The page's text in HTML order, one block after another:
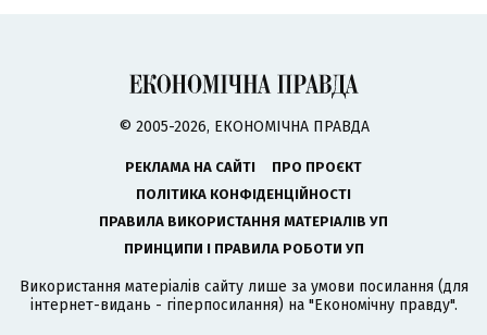
© 2005-2026, ЕКОНОМІЧНА ПРАВДА
РЕКЛАМА НА САЙТІ
ПРО ПРОЄКТ
ПОЛІТИКА КОНФІДЕНЦІЙНОСТІ
ПРАВИЛА ВИКОРИСТАННЯ МАТЕРІАЛІВ УП
ПРИНЦИПИ І ПРАВИЛА РОБОТИ УП
Використання матеріалів сайту лише за умови посилання (для
інтернет-видань - гіперпосилання) на "Економічну правду".